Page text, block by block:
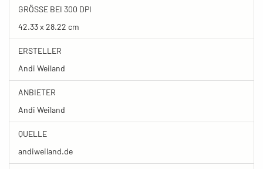
GRÖSSE BEI 300 DPI
42.33 x 28.22 cm
ERSTELLER
Andi Weiland
ANBIETER
Andi Weiland
QUELLE
andiweiland.de